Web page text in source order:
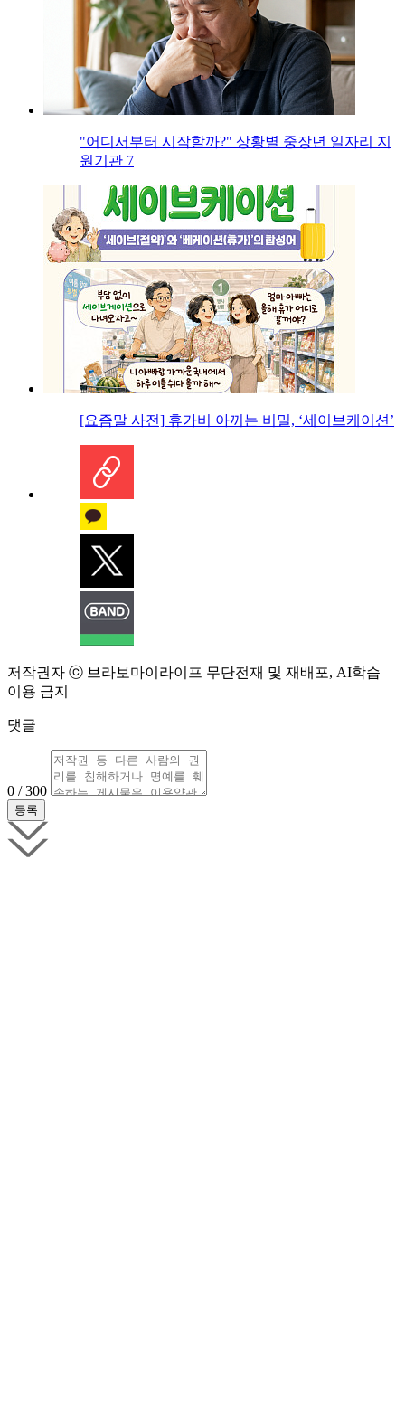
"어디서부터 시작할까?" 상황별 중장년 일자리 지
원기관 7
[요즘말 사전] 휴가비 아끼는 비밀, ‘세이브케이션’
저작권자 ⓒ 브라보마이라이프 무단전재 및 재배포, AI학습
이용 금지
댓글
0 / 300